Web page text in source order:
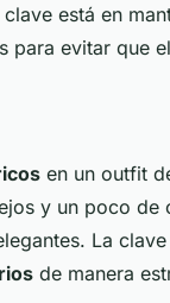
está en
para evitar que
en un outfit
y un poco
La
de manera